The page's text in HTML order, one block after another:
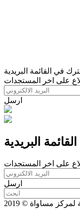
في القائمة البريدية
على اخر المستجدات
ارسل
البريدية
على اخر المستجدات
ارسل
مساواة © 2019